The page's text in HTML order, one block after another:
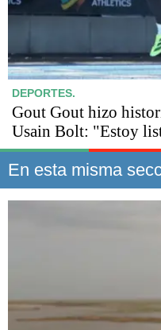
DEPORTES.
Gout Gout hizo
Usain Bolt: "Estoy
En esta misma